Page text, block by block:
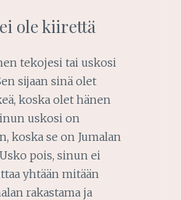
ole kiirettä
tekojesi tai uskosi
sijaan sinä olet
koska olet hänen
uskosi on
koska se on Jumalan
pois, sinun ei
yhtään mitään
rakastama ja